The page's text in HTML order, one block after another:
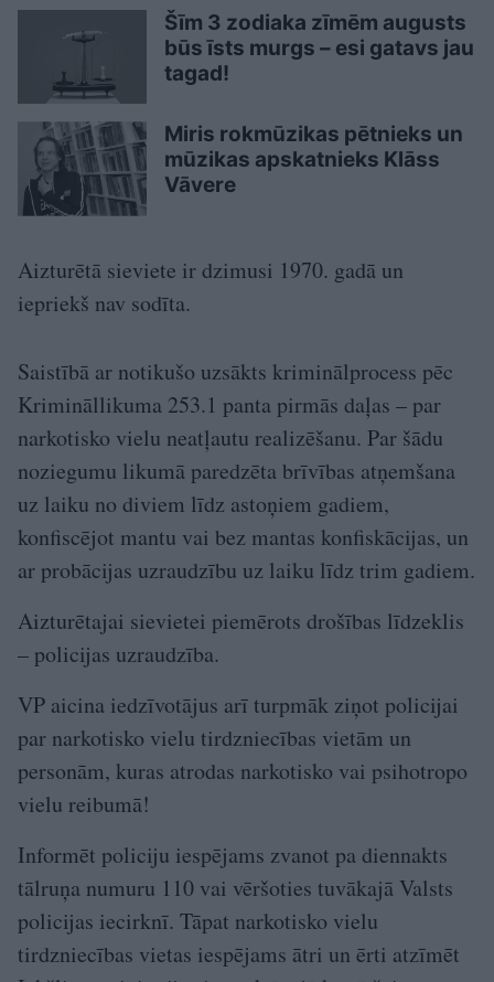
Šīm 3 zodiaka zīmēm augusts
būs īsts murgs – esi gatavs jau
tagad!
Miris rokmūzikas pētnieks un
mūzikas apskatnieks Klāss
Vāvere
Aizturētā sieviete ir dzimusi 1970. gadā un
iepriekš nav sodīta.
Saistībā ar notikušo uzsākts kriminālprocess pēc
Krimināllikuma 253.1 panta pirmās daļas – par
narkotisko vielu neatļautu realizēšanu. Par šādu
noziegumu likumā paredzēta brīvības atņemšana
uz laiku no diviem līdz astoņiem gadiem,
konfiscējot mantu vai bez mantas konfiskācijas, un
ar probācijas uzraudzību uz laiku līdz trim gadiem.
Aizturētajai sievietei piemērots drošības līdzeklis
– policijas uzraudzība.
VP aicina iedzīvotājus arī turpmāk ziņot policijai
par narkotisko vielu tirdzniecības vietām un
personām, kuras atrodas narkotisko vai psihotropo
vielu reibumā!
Informēt policiju iespējams zvanot pa diennakts
tālruņa numuru 110 vai vēršoties tuvākajā Valsts
policijas iecirknī. Tāpat narkotisko vielu
tirdzniecības vietas iespējams ātri un ērti atzīmēt